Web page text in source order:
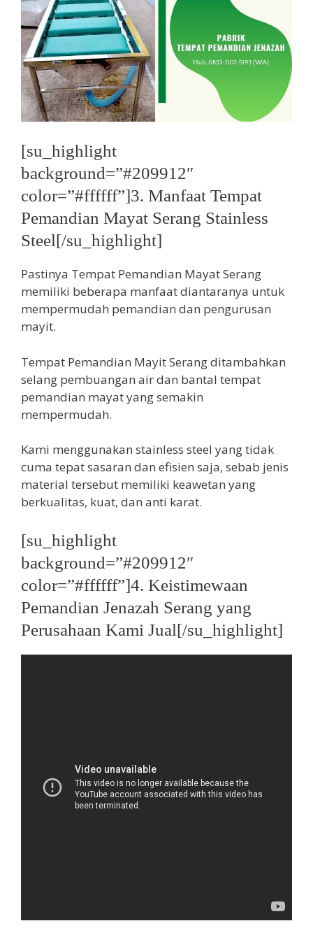
[su_highlight
background=”#209912″
color=”#ffffff”]3. Manfaat Tempat
Pemandian Mayat Serang Stainless
Steel[/su_highlight]
Pastinya Tempat Pemandian Mayat Serang
memiliki beberapa manfaat diantaranya untuk
mempermudah pemandian dan pengurusan
mayit.
Tempat Pemandian Mayit Serang ditambahkan
selang pembuangan air dan bantal tempat
pemandian mayat yang semakin
mempermudah.
Kami menggunakan stainless steel yang tidak
cuma tepat sasaran dan efisien saja, sebab jenis
material tersebut memiliki keawetan yang
berkualitas, kuat, dan anti karat.
[su_highlight
background=”#209912″
color=”#ffffff”]4. Keistimewaan
Pemandian Jenazah Serang yang
Perusahaan Kami Jual[/su_highlight]